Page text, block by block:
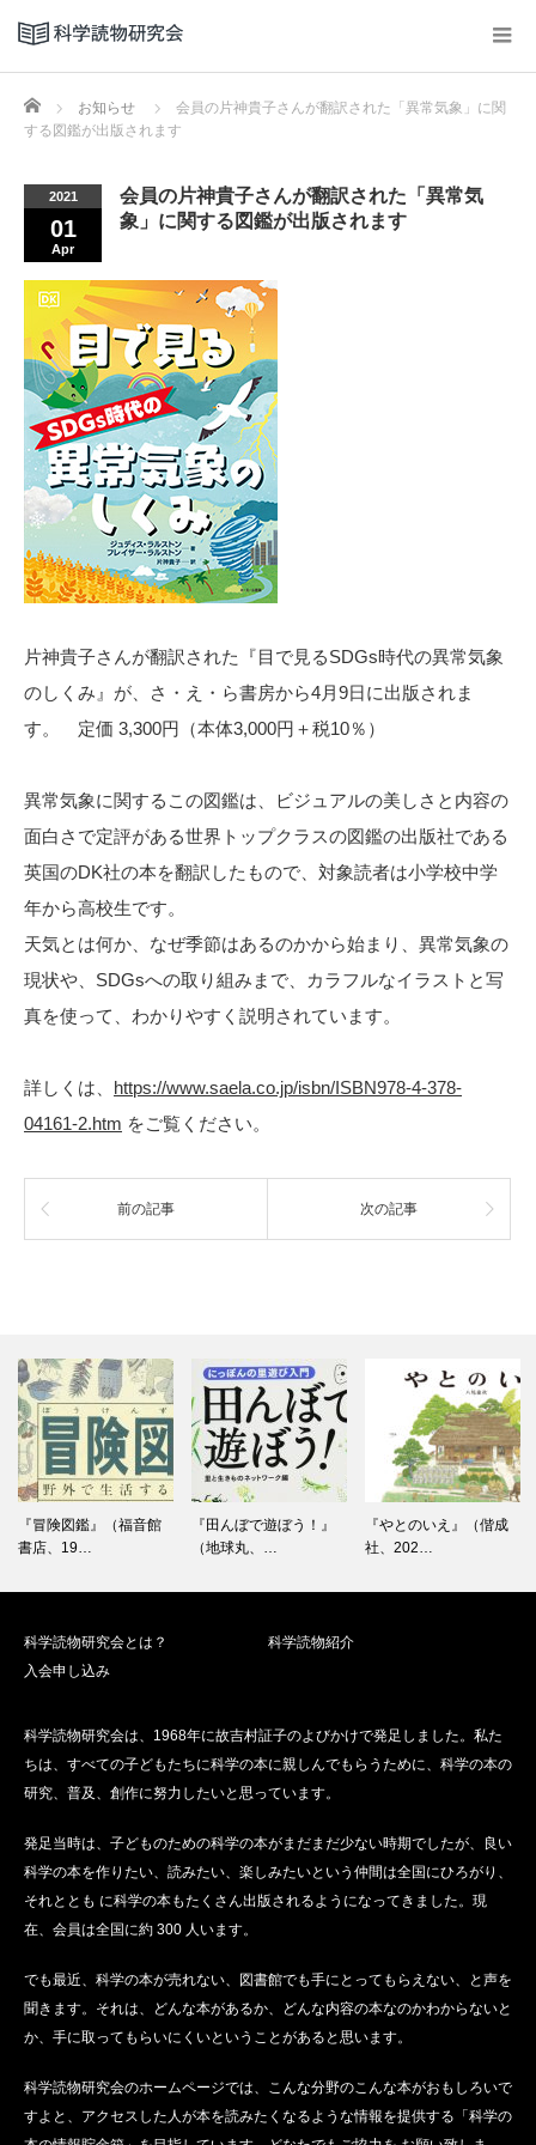
Home お知らせ
会員の片神貴子さんが翻訳された「異常気象」に関
する図鑑が出版されます
2021
01
Apr
会員の片神貴子さんが翻訳された「異常気
象」に関する図鑑が出版されます
片神貴子さんが翻訳された『目で見るSDGs時代の異常気象
のしくみ』が、さ・え・ら書房から4月9日に出版されま
す。 定価 3,300円（本体3,000円＋税10％）
異常気象に関するこの図鑑は、ビジュアルの美しさと内容の
面白さで定評がある世界トップクラスの図鑑の出版社である
英国のDK社の本を翻訳したもので、対象読者は小学校中学
年から高校生です。
天気とは何か、なぜ季節はあるのかから始まり、異常気象の
現状や 、SDGsへの取り組みまで、カラフルなイラストと写
真を使って
、わかりやすく説明されています。
詳しくは、 https://www.saela.co.jp/isbn/ISBN978-4-378-
04161-2.htm をご覧ください。
前の記事 次の記事
『冒険図鑑』（福音館
書店、19…
『田んぼで遊ぼう！』
（地球丸、…
『やとのいえ』（偕成
社、202…
科学読物研究会とは？
科学読物紹介
入会申し込み
科学読物研究会は、1968年に故吉村証子のよびかけで発足しました。私た
ちは、すべての子どもたちに科学の本に親しんでもらうために、科学の本の
研究、普及、創作に努力したいと思っています。
発足当時は、子どものための科学の本がまだまだ少ない時期でしたが、良い
科学の本を作りたい、読みたい、楽しみたいという仲間は全国にひろがり、
それととも に科学の本もたくさん出版されるようになってきました。現
在、会員は全国に約 300 人います。
でも最近、科学の本が売れない、図書館でも手にとってもらえない、と声を
聞きます。それは、どんな本があるか、どんな内容の本なのかわからないと
か、手に取ってもらいにくいということがあると思います。
科学読物研究会のホームページでは、こんな分野のこんな本がおもしろいで
すよと、アクセスした人が本を読みたくなるような情報を提供する「科学の